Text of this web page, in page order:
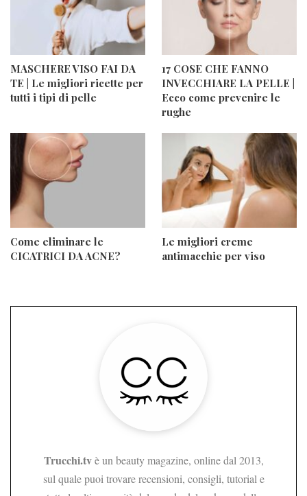
MASCHERE VISO FAI DA
TE | Le migliori ricette per
tutti i tipi di pelle
17 COSE CHE FANNO
INVECCHIARE LA PELLE |
Ecco come prevenire le
rughe
Come eliminare le
CICATRICI DA ACNE?
Le migliori creme
antimacchie per viso
Trucchi.tvè un beauty magazine, online dal 2013,
sul quale puoi trovare recensioni, consigli, tutorial e